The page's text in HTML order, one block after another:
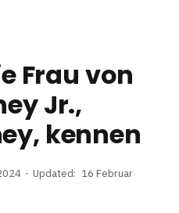
Frau von
Jr.,
kennen
Updated: 16 Februar